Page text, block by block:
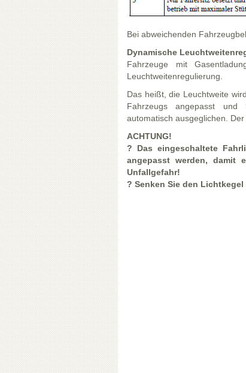
Bei abweichenden
Dynamische
Fahrzeuge mit
Leuchtweitenregulierung.
Das heißt, die Leuchtweite
Fahrzeugs angepasst und
automatisch ausgeglichen.
ACHTUNG!
? Das eingeschaltete
angepasst werden, damit
Unfallgefahr!
? Senken Sie den